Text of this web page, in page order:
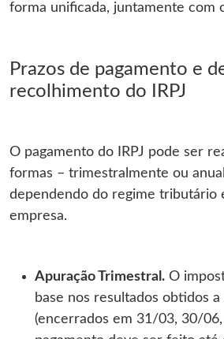
forma unificada, juntamente com
Prazos de pagamento e
recolhimento do IRPJ
O pagamento do IRPJ pode ser
formas – trimestralmente ou
dependendo do regime tributário
empresa.
Apuração Trimestral. O
base nos resultados obtidos
(encerrados em 31/03, 30/